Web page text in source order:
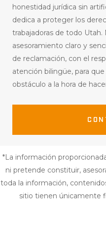
honestidad jurídica sin
dedica a proteger los
trabajadoras de todo Utah.
asesoramiento claro y
de reclamación, con el
atención bilingüe, para
obstáculo a la hora de
*La información
ni pretende constituir,
toda la información,
sitio tienen únicamente